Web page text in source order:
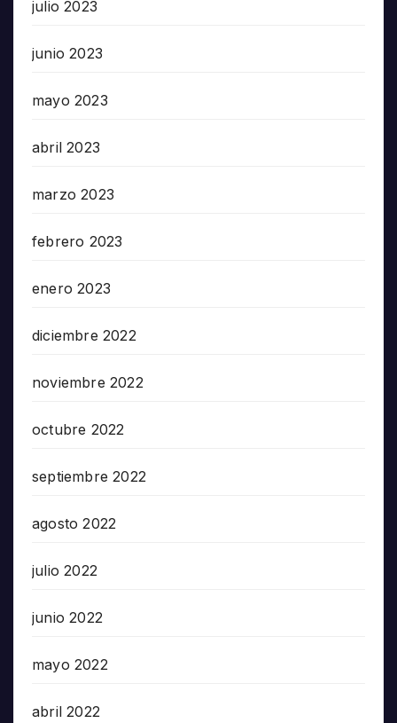
julio 2023
junio 2023
mayo 2023
abril 2023
marzo 2023
febrero 2023
enero 2023
diciembre 2022
noviembre 2022
octubre 2022
septiembre 2022
agosto 2022
julio 2022
junio 2022
mayo 2022
abril 2022